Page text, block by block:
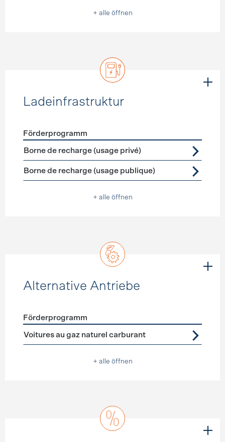
+ alle öffnen
Ladeinfrastruktur
Förderprogramme Ladeinfrastruktur
Förderprogramm
Borne de recharge (usage privé)
Borne de recharge (usage publique)
+ alle öffnen
Alternative Antriebe
Förderprogramme Alternative Antriebe
Förderprogramm
Voitures au gaz naturel carburant
+ alle öffnen